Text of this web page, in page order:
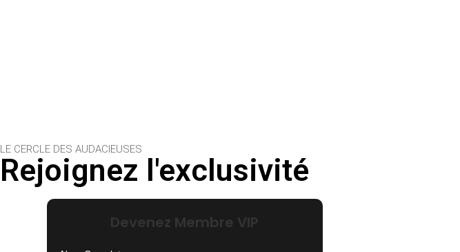
LE CERCLE DES AUDACIEUSES
Rejoignez l'exclusivité
Devenez Membre VIP